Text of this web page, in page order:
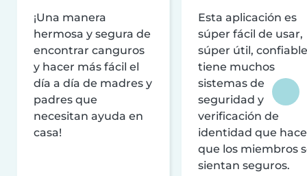
¡Una manera
hermosa y segura de
encontrar canguros
y hacer más fácil el
día a día de madres y
padres que
necesitan ayuda en
casa!
Esta aplicación es
súper fácil de usar,
súper útil,
tiene muchos
sistemas de
seguridad y
verificación de
identidad que
que los miembros
sientan seguros.